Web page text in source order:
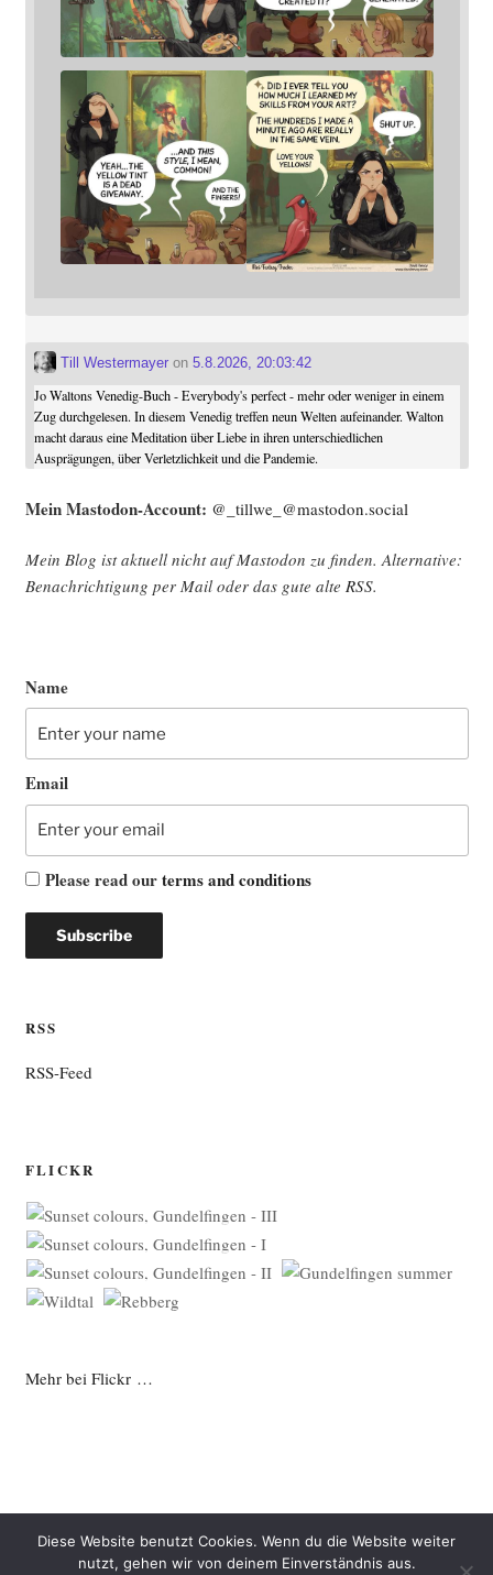
Till Westermayeron 5.8.2026, 20:03:42
Jo Waltons Venedig-Buch - Everybody's perfect - mehr oder weniger in einem
Zug durchgelesen. In diesem Venedig treffen neun Welten aufeinander. Walton
macht daraus eine Meditation über Liebe in ihren unterschiedlichen
Ausprägungen, über Verletzlichkeit und die Pandemie.
Mein Mast­o­don-Account: @_tillwe_@mastodon.social
Mein Blog ist aktu­ell nicht auf Mast­o­don zu fin­den. Alter­na­ti­ve:
Benach­rich­ti­gung per Mail oder das gute alte RSS.
Name
Email
Please read ourterms and conditions
RSS
RSS-Feed
FLICKR
Mehr bei Flickr …
Diese Website benutzt Cookies. Wenn du die Website weiter
nutzt, gehen wir von deinem Einverständnis aus.